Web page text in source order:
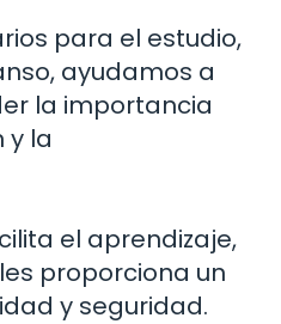
para el estudio,
ayudamos a
la importancia
y la
el aprendizaje,
proporciona un
y seguridad.